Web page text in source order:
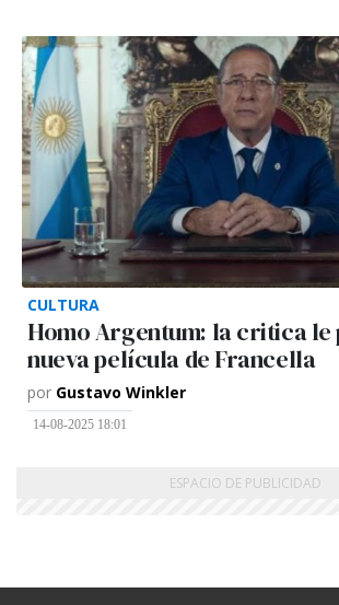
CULTURA
Homo Argentum: la critica le
nueva película de Francella
por Gustavo Winkler
14-08-2025 18:01